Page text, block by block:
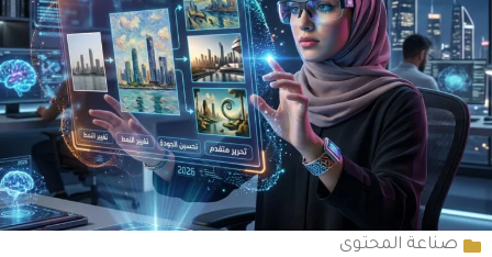
صناعة المحتوى